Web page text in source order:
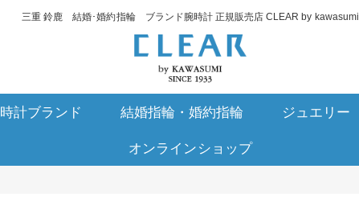
三重 鈴鹿 結婚･婚約指輪 ブランド腕時計 正規販売店 CLEAR by kawasumi
時計ブランド 結婚指輪・婚約指輪 ジュエリー
オンラインショップ